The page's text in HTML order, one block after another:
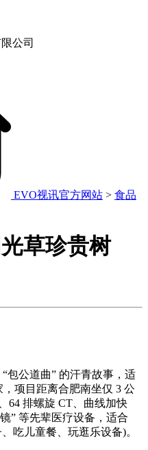
EVO视讯官方网站 > 食品
草珍贵树
公道曲” 的汗青故事，适
项目距离合肥南坐仅 3 公
64 排螺旋 CT、曲线加快
” 等先辈医疗设备，适合
吃儿童餐、玩逛乐设备)。